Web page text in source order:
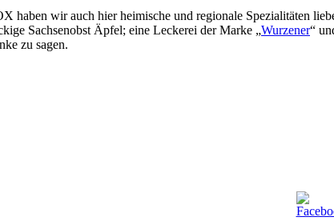
haben wir auch hier heimische und regionale Spezialitäten
Sachsenobst Äpfel; eine Leckerei der Marke „Wurzener“
zu sagen.